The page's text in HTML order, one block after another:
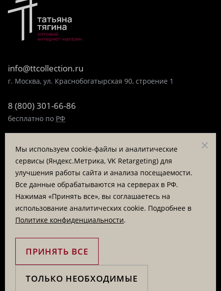
info@ttcollection.ru
г. Москва, ул. Краснобогатырская 90, строение 1
8 (800) 301-66-86
бесплатно по РФ
пн-пт 9:00-17:00
Заказать звонок
© «Татьяна Тягина», 1995 - 2026
Вся информация на сайте представлена для ознакомления
и не является публичной офертой
Мы используем cookie-файлы и аналитические
сервисы (Яндекс.Метрика, VK Retargeting) для
улучшения работы сайта и анализа посещаемости.
Все данные обрабатываются на серверах в РФ.
Нажимая «Принять все», вы соглашаетесь на
использование аналитических cookie. Подробнее в
Политике конфиденциальности.
ПРИНЯТЬ ВСЕ
ТОЛЬКО НЕОБХОДИМЫЕ